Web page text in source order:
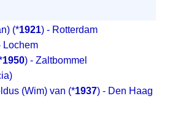
(*1921) - Rotterdam
Lochem
1950) - Zaltbommel
(Wim) van (*1937) - Den Haag